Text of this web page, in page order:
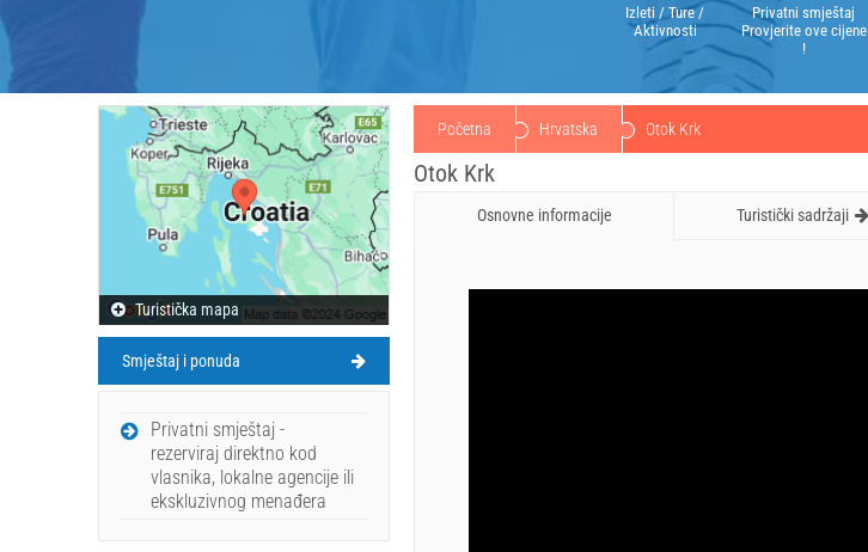
Izleti / Ture /
Aktivnosti
Privatni smještaj
Provjerite ove cijene
!
Početna Hrvatska Otok Krk
Otok Krk
Osnovne informacije Turistički sadržaji
Turistička mapa
Smještaj i ponuda
Privatni smještaj -
rezerviraj direktno kod
vlasnika, lokalne agencije ili
ekskluzivnog menađera